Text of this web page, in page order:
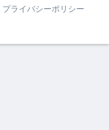
プライバシーポリシー